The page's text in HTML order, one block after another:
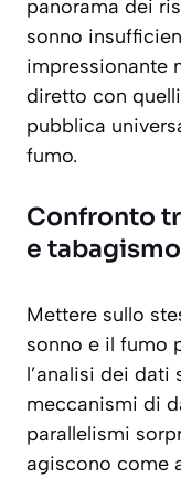
panorama dei
sonno
impressionante
diretto con
pubblica
fumo.
Confronto
e tabagismo
Mettere sullo
sonno e il fumo
l’analisi dei dati
meccanismi di
parallelismi
agiscono come